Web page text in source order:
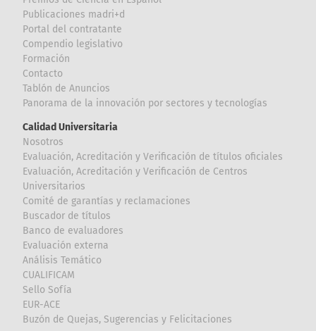
Publicaciones madri+d
Portal del contratante
Compendio legislativo
Formación
Contacto
Tablón de Anuncios
Panorama de la innovación por sectores y tecnologías
Calidad Universitaria
Nosotros
Evaluación, Acreditación y Verificación de títulos oficiales
Evaluación, Acreditación y Verificación de Centros
Universitarios
Comité de garantías y reclamaciones
Buscador de títulos
Banco de evaluadores
Evaluación externa
Análisis Temático
CUALIFICAM
Sello Sofía
EUR-ACE
Buzón de Quejas, Sugerencias y Felicitaciones